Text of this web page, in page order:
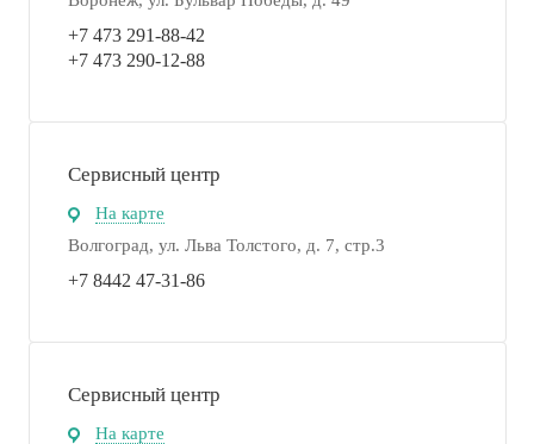
+7 473 291-88-42
+7 473 290-12-88
Сервисный центр
На карте
Волгоград, ул. Льва Толстого, д. 7, стр.3
+7 8442 47-31-86
Сервисный центр
На карте